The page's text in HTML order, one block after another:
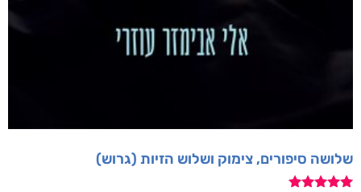
שלושה סיפורים, צימוק ושלוש הזיות (גרוש)